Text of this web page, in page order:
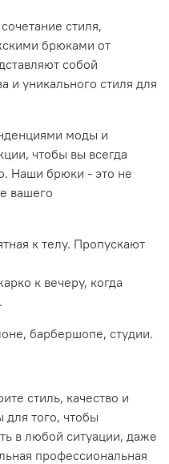
стиля,
брюками от
собой
и уникального стиля для
моды и
чтобы вы всегда
Наши брюки - это не
вашего
к телу. Пропускают
к вечеру, когда
барбершопе, студии.
стиль, качество и
того, чтобы
в любой ситуации, даже
профессиональная